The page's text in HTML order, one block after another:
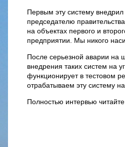
Первым эту систему
председателю
на объектах первого и
предприятии. Мы никого
После серьезной аварии на
внедрения таких систем на
функционирует в тестовом
отрабатываем эту систему
Полностью интервью